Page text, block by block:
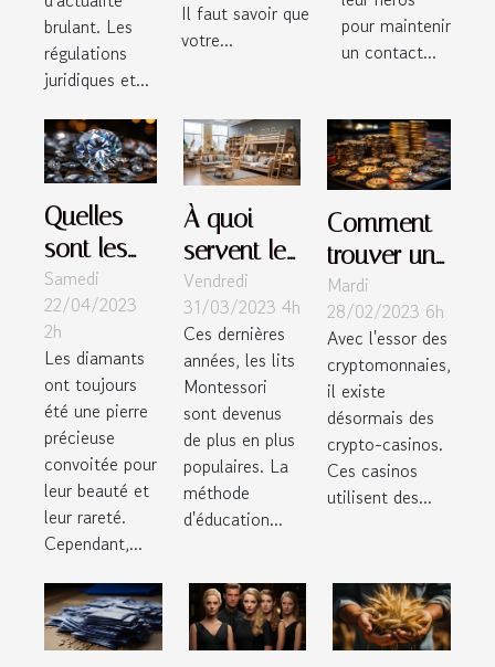
brulant. Les
régulations
juridiques et...
Il faut savoir que
votre...
pour maintenir
un contact...
Quelles
sont les
astuces
pour
détecter
un
diamant
fait de
façon
artificielle?
Samedi
22/04/2023
2h
Les diamants
ont toujours
été une pierre
précieuse
convoitée pour
leur beauté et
leur rareté.
Cependant,...
À quoi
servent les
barrières
d'un lit
Montessori
?
Vendredi
31/03/2023 4h
Ces dernières
années, les lits
Montessori
sont devenus
de plus en plus
populaires. La
méthode
d'éducation...
Comment
trouver une
crypto-
casino?
Mardi
28/02/2023 6h
Avec l'essor des
cryptomonnaies,
il existe
désormais des
crypto-casinos.
Ces casinos
utilisent des...